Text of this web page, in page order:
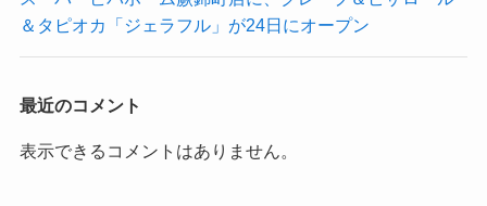
＆タピオカ「ジェラフル」が24日にオープン
最近のコメント
表示できるコメントはありません。